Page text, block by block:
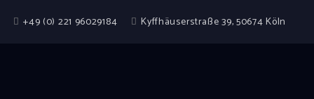
+49 (0) 221 96029184 Kyffhäuserstraße 39, 50674 Köln